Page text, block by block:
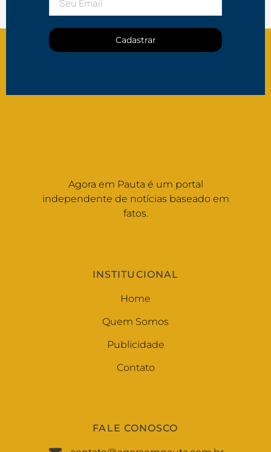
Cadastrar
Agora em Pauta é um portal
independente de notícias baseado em
fatos.
INSTITUCIONAL
Home
Quem Somos
Publicidade
Contato
FALE CONOSCO